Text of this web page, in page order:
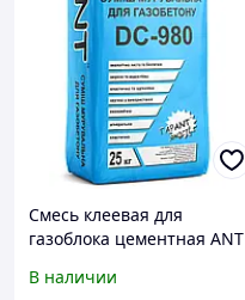
Смесь клеевая для
газоблока цементная ANT
В наличии